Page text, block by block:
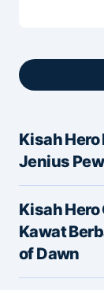
Alamat
Ruas
Message*
Kisah
Jenius
Kisah
Kawat
of Dawn